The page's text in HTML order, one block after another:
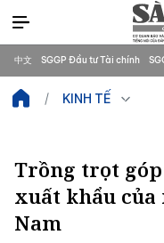
中文 SGGP Đầu tư Tài chính
KINH TẾ
Trồng trọt
xuất khẩu
Nam